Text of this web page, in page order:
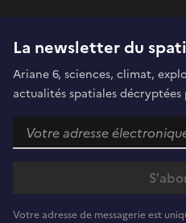
La newsletter du
Ariane 6, sciences, climat,
actualités spatiales décryptées
Votre adresse de messagerie est